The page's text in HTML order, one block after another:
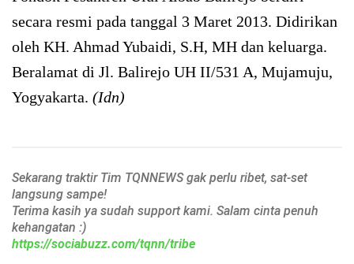
secara resmi pada tanggal 3 Maret 2013. Didirikan
oleh KH. Ahmad Yubaidi, S.H, MH dan keluarga.
Beralamat di Jl. Balirejo UH II/531 A, Mujamuju,
Yogyakarta. (Idn)
Sekarang traktir Tim TQNNEWS gak perlu ribet, sat-set
langsung sampe!
Terima kasih ya sudah support kami. Salam cinta penuh
kehangatan :)
https://sociabuzz.com/tqnn/tribe